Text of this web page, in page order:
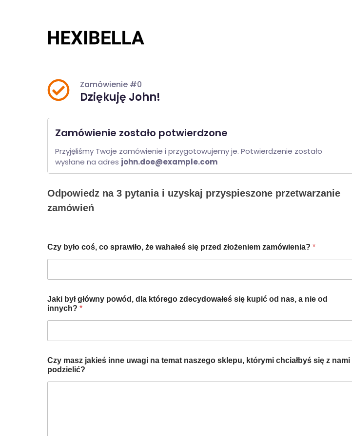
Zamówienie #0
Dziękuję John!
Zamówienie zostało potwierdzone
Przyjęliśmy Twoje zamówienie i przygotowujemy je. Potwierdzenie zostało
wysłane na adres john.doe@example.com
Odpowiedz na 3 pytania i uzyskaj przyspieszone przetwarzanie
zamówień
Czy było coś, co sprawiło, że wahałeś się przed złożeniem zamówienia? *
i
ę
b
i
ę
Jaki był główny powód, dla którego zdecydowałeś się kupić od nas, a nie od
innych? *
Czy masz jakieś inne uwagi na temat naszego sklepu, którymi chciałbyś się z nami
podzielić?